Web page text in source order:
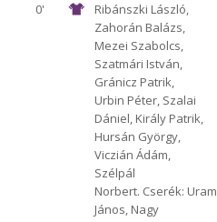
1912 Előre
0'
Ribánszki László,
Zahorán Balázs,
Mezei Szabolcs,
Szatmári István,
Gránicz Patrik,
Urbin Péter, Szalai
Dániel, Király Patrik,
Hursán György,
Viczián Ádám,
Szélpál
Norbert. Cserék: Uram
János, Nagy